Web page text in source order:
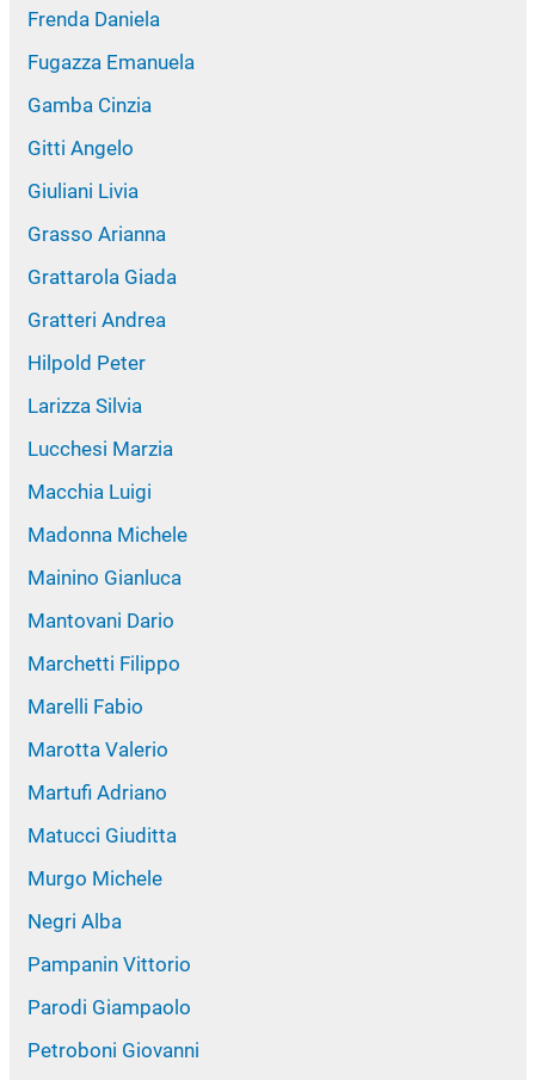
Frenda Daniela
Fugazza Emanuela
Gamba Cinzia
Gitti Angelo
Giuliani Livia
Grasso Arianna
Grattarola Giada
Gratteri Andrea
Hilpold Peter
Larizza Silvia
Lucchesi Marzia
Macchia Luigi
Madonna Michele
Mainino Gianluca
Mantovani Dario
Marchetti Filippo
Marelli Fabio
Marotta Valerio
Martufi Adriano
Matucci Giuditta
Murgo Michele
Negri Alba
Pampanin Vittorio
Parodi Giampaolo
Petroboni Giovanni